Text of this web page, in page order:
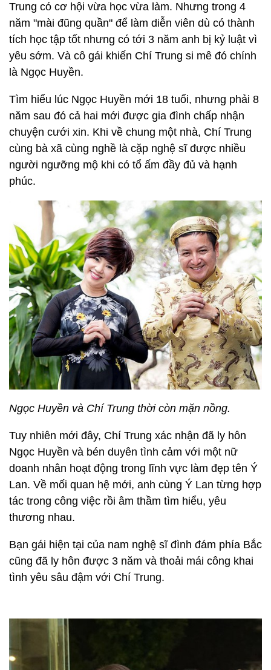
Trung có cơ hội vừa học vừa làm. Nhưng trong 4
năm "mài đũng quần" để làm diễn viên dù có thành
tích học tập tốt nhưng có tới 3 năm anh bị kỷ luật vì
yêu sớm. Và cô gái khiến Chí Trung si mê đó chính
là Ngọc Huyền.
Tìm hiểu lúc Ngọc Huyền mới 18 tuổi, nhưng phải 8
năm sau đó cả hai mới được gia đình chấp nhận
chuyện cưới xin. Khi về chung một nhà, Chí Trung
cùng bà xã cùng nghề là cặp nghệ sĩ được nhiều
người ngưỡng mộ khi có tổ ấm đầy đủ và hạnh
phúc.
Ngọc Huyền và Chí Trung thời còn mặn nồng.
Tuy nhiên mới đây, Chí Trung xác nhận đã ly hôn
Ngọc Huyền và bén duyên tình cảm với một nữ
doanh nhân hoạt động trong lĩnh vực làm đẹp tên Ý
Lan. Về mối quan hệ mới, anh cùng Ý Lan từng hợp
tác trong công việc rồi âm thầm tìm hiểu, yêu
thương nhau.
Bạn gái hiện tại của nam nghệ sĩ đình đám phía Bắc
cũng đã ly hôn được 3 năm và thoải mái công khai
tình yêu sâu đậm với Chí Trung.